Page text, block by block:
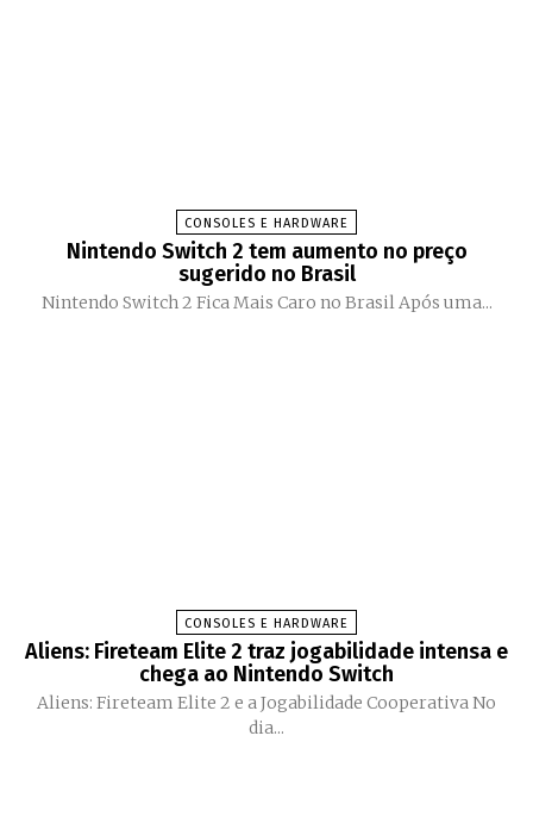
CONSOLES E HARDWARE
Nintendo Switch 2 tem aumento no preço
sugerido no Brasil
Nintendo Switch 2 Fica Mais Caro no Brasil Após uma...
CONSOLES E HARDWARE
Aliens: Fireteam Elite 2 traz jogabilidade intensa e
chega ao Nintendo Switch
Aliens: Fireteam Elite 2 e a Jogabilidade Cooperativa No
dia...